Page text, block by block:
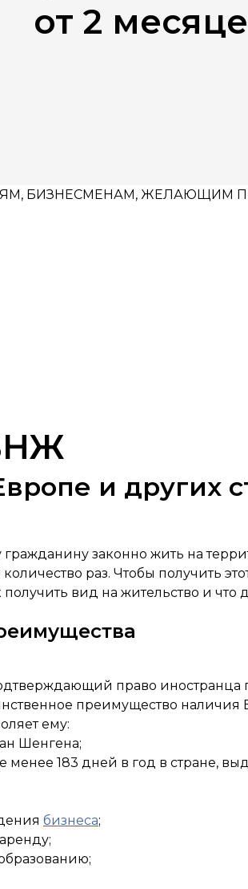
от 2
БИЗНЕСМЕНАМ, ЖЕЛАЮЩИМ
и других
законно жить на
раз. Чтобы получить
вид на жительство и что
право иностранца
преимущество
ему:
Шенгена;
менее 183 дней в год в стране,
бизнеса;